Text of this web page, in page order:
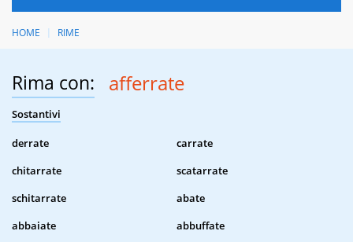
HOME RIME
Rima con: afferrate
Sostantivi
derrate
carrate
chitarrate
scatarrate
schitarrate
abate
abbaiate
abbuffate